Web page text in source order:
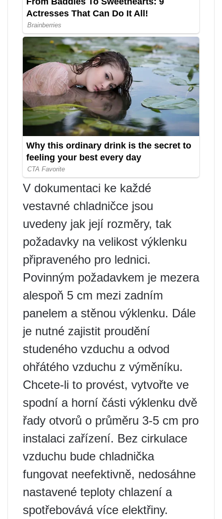
V dokumentaci ke každé
vestavné chladničce jsou
uvedeny jak její rozměry, tak
požadavky na velikost výklenku
připraveného pro lednici.
Povinným požadavkem je mezera
alespoň 5 cm mezi zadním
panelem a stěnou výklenku. Dále
je nutné zajistit proudění
studeného vzduchu a odvod
ohřátého vzduchu z výměníku.
Chcete-li to provést, vytvořte ve
spodní a horní části výklenku dvě
řady otvorů o průměru 3-5 cm pro
instalaci zařízení. Bez cirkulace
vzduchu bude chladnička
fungovat neefektivně, nedosáhne
nastavené teploty chlazení a
spotřebovává více elektřiny.